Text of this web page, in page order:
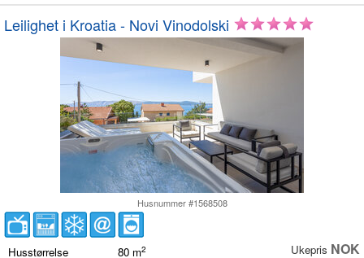
Leilighet i Kroatia - Novi Vinodolski
Husnummer #1568508
Husstørrelse 80 m2 Ukepris NOK